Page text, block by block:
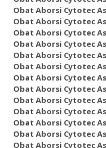
Obat Aborsi Cytotec
Obat Aborsi Cytotec
Obat Aborsi Cytotec
Obat Aborsi Cytotec
Obat Aborsi Cytotec
Obat Aborsi Cytotec
Obat Aborsi Cytotec
Obat Aborsi Cytotec
Obat Aborsi Cytotec
Obat Aborsi Cytotec
Obat Aborsi Cytotec
Obat Aborsi Cytotec
Obat Aborsi Cytotec